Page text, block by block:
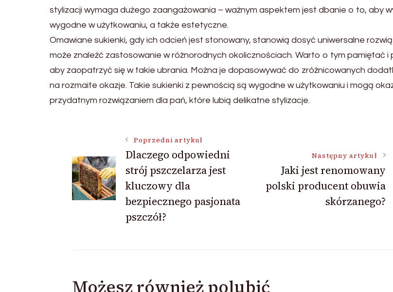
stylizacji wymaga dużego zaangażowania – ważnym aspektem jest dbanie o to, aby
wygodne w użytkowaniu, a także estetyczne.
Omawiane sukienki, gdy ich odcień jest stonowany, stanowią dosyć uniwersalne
może znaleźć zastosowanie w różnorodnych okolicznościach. Warto o tym pamiętać i
aby zaopatrzyć się w takie ubrania. Można je dopasowywać do zróżnicowanych
na rozmaite okazje. Takie sukienki z pewnością są wygodne w użytkowaniu i mogą
przydatnym rozwiązaniem dla pań, które lubią delikatne stylizacje.
Nawigacja
wpisu
Poprzedni artykuł
Dlaczego odpowiedni
strój pszczelarza jest
kluczowy dla
bezpiecznego pasjonata
pszczół?
Następny artykuł
Jaki jest renomowany
polski producent obuwia
skórzanego?
Możesz również polubić